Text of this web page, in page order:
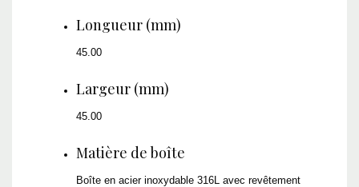
Longueur (mm)
45.00
Largeur (mm)
45.00
Matière de boîte
Boîte en acier inoxydable 316L avec revêtement